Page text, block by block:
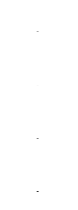
-
-
-
-